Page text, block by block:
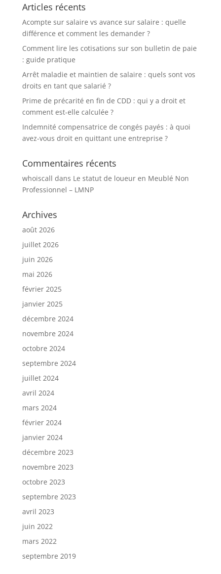
Articles récents
Acompte sur salaire vs avance sur salaire : quelle
différence et comment les demander ?
Comment lire les cotisations sur son bulletin de paie
: guide pratique
Arrêt maladie et maintien de salaire : quels sont vos
droits en tant que salarié ?
Prime de précarité en fin de CDD : qui y a droit et
comment est-elle calculée ?
Indemnité compensatrice de congés payés : à quoi
avez-vous droit en quittant une entreprise ?
Commentaires récents
whoiscall dans Le statut de loueur en Meublé Non
Professionnel – LMNP
Archives
août 2026
juillet 2026
juin 2026
mai 2026
février 2025
janvier 2025
décembre 2024
novembre 2024
octobre 2024
septembre 2024
juillet 2024
avril 2024
mars 2024
février 2024
janvier 2024
décembre 2023
novembre 2023
octobre 2023
septembre 2023
avril 2023
juin 2022
mars 2022
septembre 2019